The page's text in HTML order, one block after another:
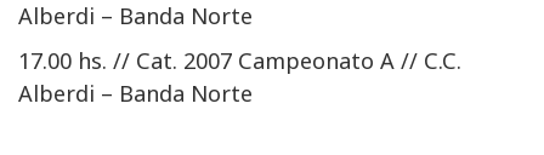
Alberdi – Banda Norte
17.00 hs. // Cat. 2007 Campeonato A // C.C.
Alberdi – Banda Norte